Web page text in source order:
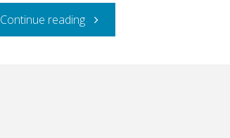
Continue reading"Lunedì